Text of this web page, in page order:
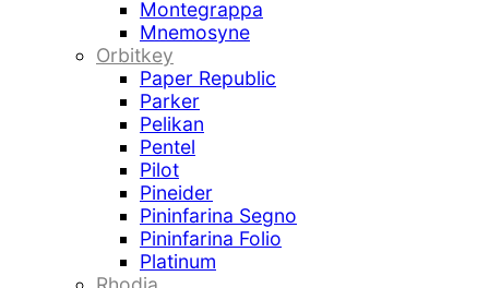
Montegrappa
Mnemosyne
Orbitkey
Paper Republic
Parker
Pelikan
Pentel
Pilot
Pineider
Pininfarina Segno
Pininfarina Folio
Platinum